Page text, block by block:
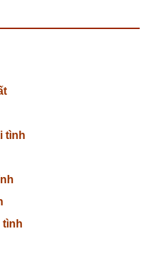
tình
tình